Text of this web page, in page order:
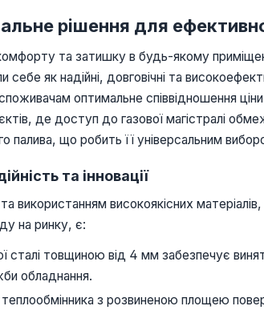
рішення для
та затишку в будь-якому
як надійні, довговічні та
оптимальне співвідношення
де доступ до газової магістралі
палива, що робить її універсальним
та інновації
високоякісних
на ринку, є:
сталі товщиною від 4 мм забезпечує
обладнання.
з розвиненою площею